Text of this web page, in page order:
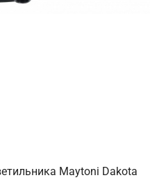
Maytoni Dakota